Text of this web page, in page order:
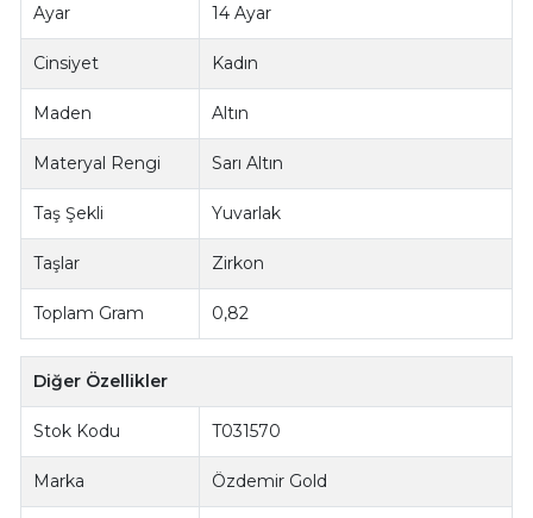
Ayar 14 Ayar
Cinsiyet Kadın
Maden Altın
Materyal Rengi Sarı Altın
Taş Şekli Yuvarlak
Taşlar Zirkon
Toplam Gram 0,82
Diğer Özellikler
Stok Kodu T031570
Marka Özdemir Gold